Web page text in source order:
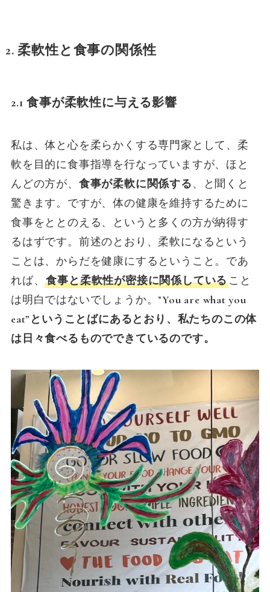
2. 柔軟性と食事の関係性
2.1 食事が柔軟性に与える影響
私は、体と心を柔らかくする専門家として、柔
軟を目的に食事指導を行なっていますが、ほと
んどの方が、 食事が柔軟に関係する、と聞くと
驚きます。ですが、体の健康を維持するために
食事をととのえる、というと多くの方が納得す
るはずです。前述のとおり、柔軟になるという
ことは、からだを健康にするということ。であ
れば、食事と柔軟性が密接に関係していること
は明白ではないでしょうか。”You are what you
eat”ということばにあるとおり、私たちのこの体
は日々食べるものでできているのです。